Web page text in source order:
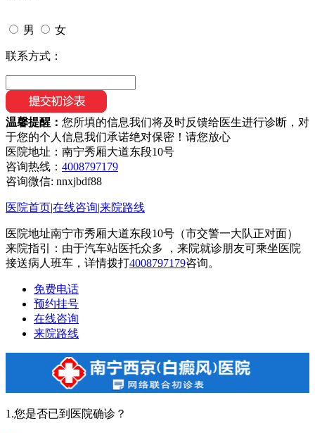
男 女
联系方式：
温馨提醒： 您所填的信息我们将及时反馈给医生进行诊断，对
于您的个人信息我们承诺绝对保密！请您放心
医院地址：南宁秀厢大道东段10号
咨询热线： 4008797179
咨询微信: nnxjbdf88
医院首页|在线咨询|来院路线
医院地址南宁市秀厢大道东段10号（市交警一大队正对面）
来院指引：由于汽车站医托众多 ，来院就诊朋友可乘坐医院
接送病人班车，详情拨打4008797179咨询。
免费电话
预约挂号
在线咨询
来院路线
1.您是否已到医院确诊？